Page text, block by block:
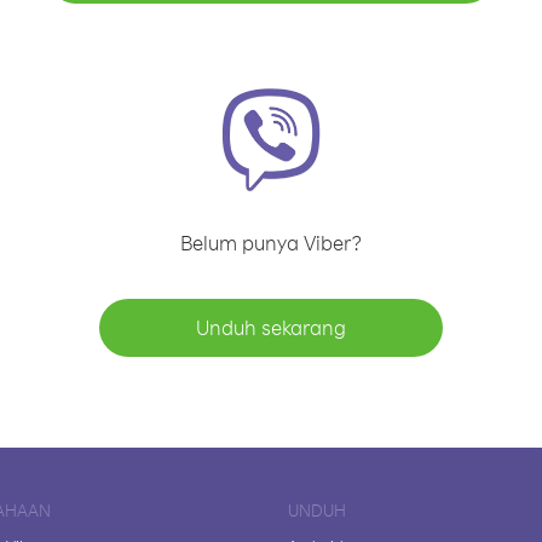
Belum punya Viber?
Unduh sekarang
UNDUH